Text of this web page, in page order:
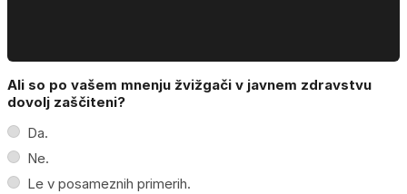
Ali so po vašem mnenju žvižgači v javnem zdravstvu
dovolj zaščiteni?
Da.
Ne.
Le v posameznih primerih.